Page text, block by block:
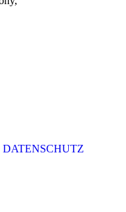
DATENSCHUTZ